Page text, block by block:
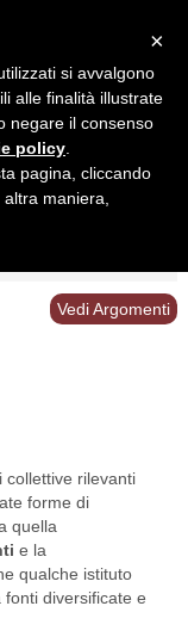
collettive rilevanti
forme di
quella
e la
qualche istituto
diversificate e
Vedi Argomenti
×
si avvalgono
alle finalità illustrate
negare il consenso
policy
pagina, cliccando
maniera,